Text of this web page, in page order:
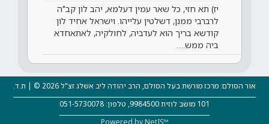
יז) תא חזי, כל שאר עמין דעלמא, יהב לון קב"ה
לרברבי ממנן, דשלטין עלייהו. וישראל אחיד לון
קודשא בריך הוא לעדביה, לחולקיה, לאתאחדא
ביה ממש.…
אור הסולם: מרכז מורשת בעל הסולם, הרב יהודה ליב אשלג זצ"ל 2026 © | ת.ד.
101 מושב לוזית 9984500, טלפון: 051-5730078
Powered by NetIS™